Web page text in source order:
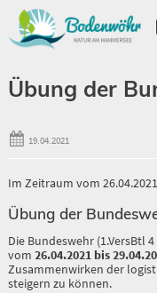
Übung der
19.04.2021
Im Zeitraum vom
Übung der
Die Bundeswehr (1.VersBtl
vom 26.04.2021 bis
Zusammenwirken der
steigern zu können.